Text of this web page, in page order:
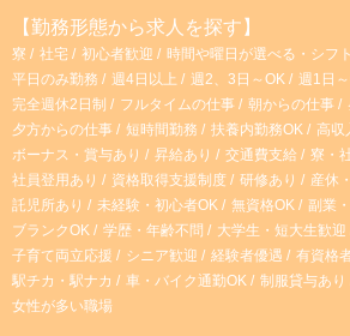
【勤務形態から求人を探す】
寮 社宅 初心者歓迎 時間や曜日が選べる・シフ
平日のみ勤務
週4日以上 週2、3日～OK 週1日
完全週休2日制
フルタイムの仕事 朝からの仕事
夕方からの仕事
短時間勤務 扶養内勤務OK
高収
ボーナス・賞与あり
昇給あり 交通費支給 寮・
社員登用あり
資格取得支援制度 研修あり
産休
託児所あり
未経験・初心者OK 無資格OK
副業
ブランクOK
学歴・年齢不問 大学生・短大生歓迎
子育て両立応援
シニア歓迎 経験者優遇 有資格
駅チカ・駅ナカ
車・バイク通勤OK 制服貸与あり
女性が多い職場